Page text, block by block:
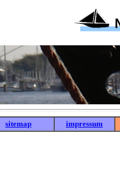
sitemap impressum